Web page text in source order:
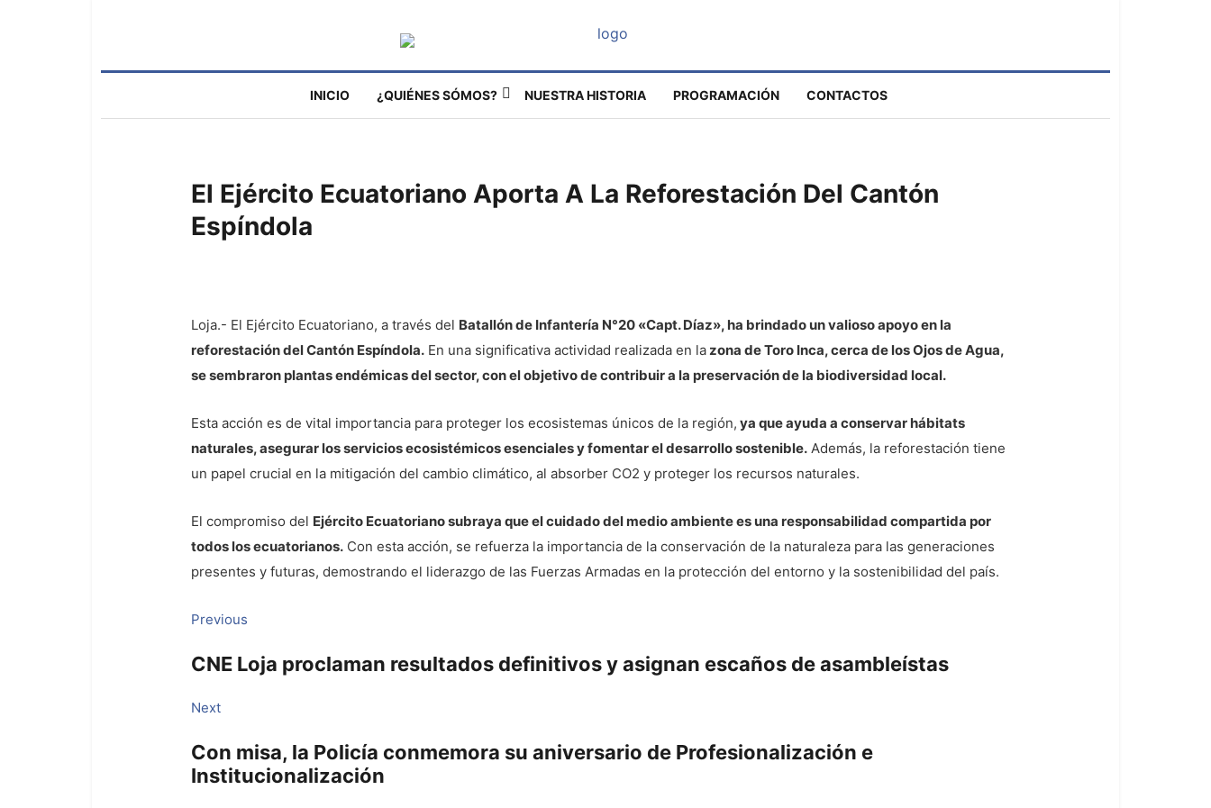
INICIO ¿QUIÉNES SÓMOS? NUESTRA HISTORIA PROGRAMACIÓN CONTACTOS
El Ejército Ecuatoriano Aporta A La Reforestación Del Cantón
Espíndola
Loja.- El Ejército Ecuatoriano, a través del Batallón de Infantería N°20 «Capt. Díaz», ha brindado un valioso apoyo en la
reforestación del Cantón Espíndola. En una significativa actividad realizada en lazona de Toro Inca, cerca de los Ojos de Agua,
se sembraron plantas endémicas del sector, con el objetivo de contribuir a la preservación de la biodiversidad local.
Esta acción es de vital importancia para proteger los ecosistemas únicos de la región, ya que ayuda a conservar hábitats
naturales, asegurar los servicios ecosistémicos esenciales y fomentar el desarrollo sostenible. Además, la reforestación tiene
un papel crucial en la mitigación del cambio climático, al absorber CO2 y proteger los recursos naturales.
El compromiso del Ejército Ecuatoriano subraya que el cuidado del medio ambiente es una responsabilidad compartida por
todos los ecuatorianos. Con esta acción, se refuerza la importancia de la conservación de la naturaleza para las generaciones
presentes y futuras, demostrando el liderazgo de las Fuerzas Armadas en la protección del entorno y la sostenibilidad del país.
Navegación
de
Previous
CNE Loja proclaman resultados definitivos y asignan escaños de asambleístas
NextNext
Con misa, la Policía conmemora su aniversario de Profesionalización e
Institucionalización